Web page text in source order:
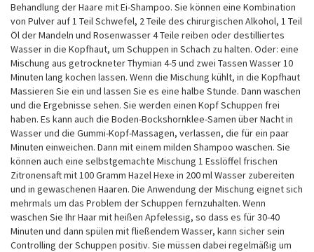
Behandlung der Haare mit Ei-Shampoo. Sie können eine Kombination
von Pulver auf 1 Teil Schwefel, 2 Teile des chirurgischen Alkohol, 1 Teil
Öl der Mandeln und Rosenwasser 4 Teile reiben oder destilliertes
Wasser in die Kopfhaut, um Schuppen in Schach zu halten. Oder: eine
Mischung aus getrockneter Thymian 4-5 und zwei Tassen Wasser 10
Minuten lang kochen lassen. Wenn die Mischung kühlt, in die Kopfhaut
Massieren Sie ein und lassen Sie es eine halbe Stunde. Dann waschen
und die Ergebnisse sehen. Sie werden einen Kopf Schuppen frei
haben. Es kann auch die Boden-Bockshornklee-Samen über Nacht in
Wasser und die Gummi-Kopf-Massagen, verlassen, die für ein paar
Minuten einweichen. Dann mit einem milden Shampoo waschen. Sie
können auch eine selbstgemachte Mischung 1 Esslöffel frischen
Zitronensaft mit 100 Gramm Hazel Hexe in 200 ml Wasser zubereiten
und in gewaschenen Haaren. Die Anwendung der Mischung eignet sich
mehrmals um das Problem der Schuppen fernzuhalten. Wenn
waschen Sie Ihr Haar mit heißen Apfelessig, so dass es für 30-40
Minuten und dann spülen mit fließendem Wasser, kann sicher sein
Controlling der Schuppen positiv. Sie müssen dabei regelmäßig um